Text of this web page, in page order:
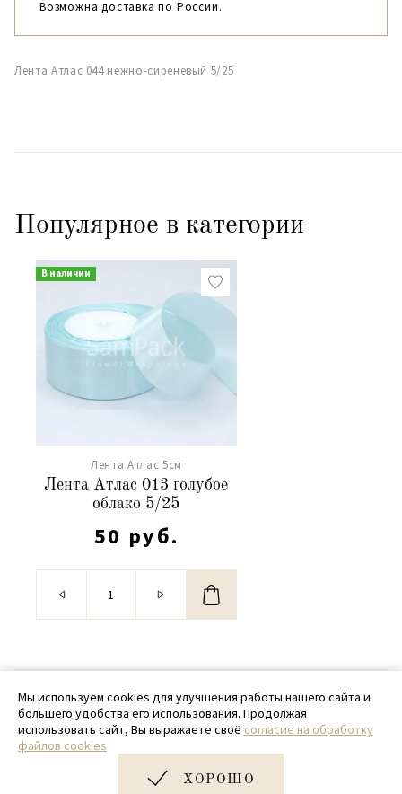
Возможна доставка по России.
Лента Атлас 044 нежно-сиреневый 5/25
Популярное в категории
В наличии
Лента Атлас 5см
Лента Атлас 013 голубое
облако 5/25
50 руб.
© 2020 - 2026 SamPack
+ 7 (918) 699-97-87
zakaz@sampack.store
Дизайн и разработка сайта
Мы используем cookies для улучшения работы нашего сайта и
большего удобства его использования. Продолжая
использовать сайт, Вы выражаете своё согласие на обработку
файлов cookies
ХОРОШО